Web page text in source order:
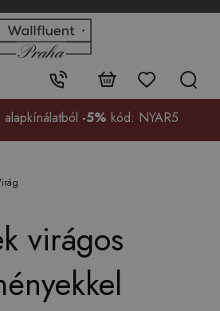
Érintkezés:
+48
99
-5% kód: NYAR5
virágos